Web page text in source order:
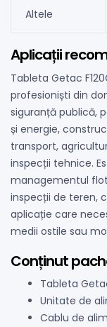
Altele
Aplicații
Tableta Getac
profesioniști din
siguranță publică,
și energie,
transport,
inspecții tehnice.
managementul
inspecții de teren,
aplicație care
medii ostile sau
Conținut
Tableta
Unitate de
Cablu de